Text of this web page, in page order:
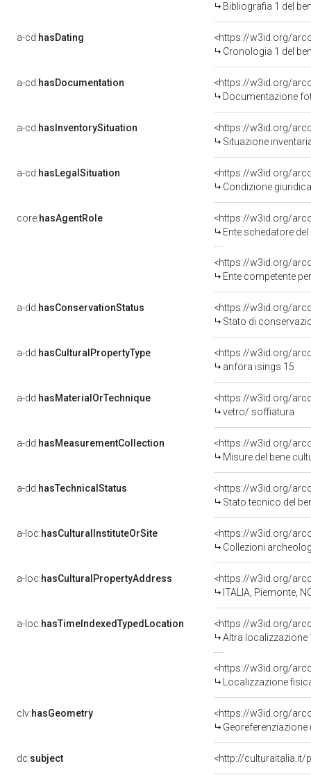
Bibliografia 1 del
a-cd:hasDating
<https://w3id.org/
Cronologia 1 del
a-cd:hasDocumentation
Documentazione
a-cd:hasInventorySituation
<https://w3id.org/
Situazione
a-cd:hasLegalSituation
Condizione
core:hasAgentRole
<https://w3id.org/
Ente schedatore
<https://w3id.org/
Ente competente per tutela del
a-dd:hasConservationStatus
<https://w3id.org/
Stato di
a-dd:hasCulturalPropertyType
<https://w3id.org/
anfora isings 15
a-dd:hasMaterialOrTechnique
<https://w3id.org/
vetro/ soffiatura
a-dd:hasMeasurementCollection
<https://w3id.org/
Misure del bene
a-dd:hasTechnicalStatus
<https://w3id.org/
Stato tecnico del
a-loc:hasCulturalInstituteOrSite
<https://w3id.org/
Collezioni
a-loc:hasCulturalPropertyAddress
<https://w3id.org/
ITALIA, Piemonte,
a-loc:hasTimeIndexedTypedLocation
<https://w3id.org/
Altra localizzazione
<https://w3id.org/
Localizzazione
clv:hasGeometry
<https://w3id.org/
dc:subject <http://culturaitalia.it/